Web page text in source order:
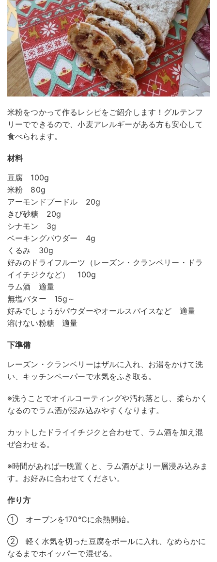
米粉をつかって作るレシピをご紹介します！グルテンフ
リーでできるので、小麦アレルギーがある方も安心して
食べられます。
材料
豆腐 100g
米粉 80g
アーモンドプードル 20g
きび砂糖 20g
シナモン 3g
ベーキングパウダー 4g
くるみ 30g
好みのドライフルーツ（レーズン・クランベリー・ドラ
イイチジクなど） 100g
ラム酒 適量
無塩バター 15g～
好みでしょうがパウダーやオールスパイスなど 適量
溶けない粉糖 適量
下準備
レーズン・クランベリーはザルに入れ、お湯をかけて洗
い、キッチンペーパーで水気をふき取る。
※洗うことでオイルコーティングや汚れ落とし、柔らかく
なるのでラム酒が浸み込みやすくなります。
カットしたドライイチジクと合わせて、ラム酒を加え混
ぜ合わせる。
※時間があれば一晩置くと、ラム酒がより一層浸み込みま
す。お好みに合わせてください。
作り方
① オーブンを170℃に余熱開始。
② 軽く水気を切った豆腐をボールに入れ、なめらかに
なるまでホイッパーで混ぜる。